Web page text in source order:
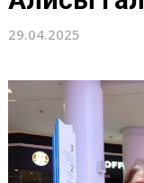
29.04.2025